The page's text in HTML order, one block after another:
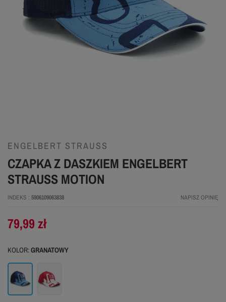
ENGELBERT STRAUSS
CZAPKA Z DASZKIEM ENGELBERT
STRAUSS MOTION
INDEKS 5906109063838 NAPISZ OPINIĘ
79,99 zł
KOLOR:GRANATOWY
GranatowyCzerwony